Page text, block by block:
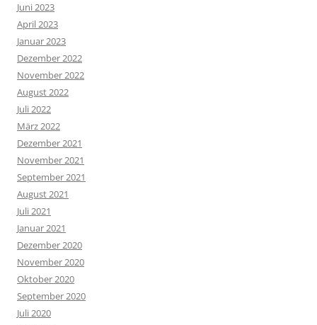
Juni 2023
April 2023
Januar 2023
Dezember 2022
November 2022
August 2022
Juli 2022
März 2022
Dezember 2021
November 2021
September 2021
August 2021
Juli 2021
Januar 2021
Dezember 2020
November 2020
Oktober 2020
September 2020
Juli 2020